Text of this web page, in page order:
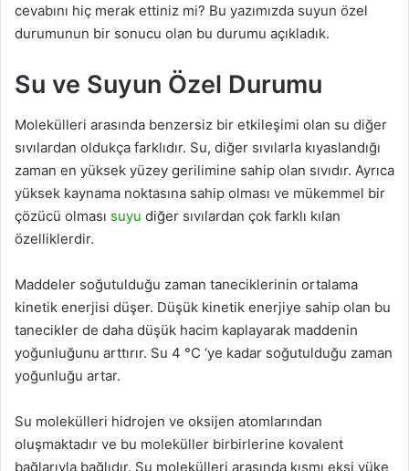
cevabını hiç merak ettiniz mi? Bu yazımızda suyun özel
durumunun bir sonucu olan bu durumu açıkladık.
Su ve Suyun Özel Durumu
Molekülleri arasında benzersiz bir etkileşimi olan su diğer
sıvılardan oldukça farklıdır. Su, diğer sıvılarla kıyaslandığı
zaman en yüksek yüzey gerilimine sahip olan sıvıdır. Ayrıca
yüksek kaynama noktasına sahip olması ve mükemmel bir
çözücü olması suyu diğer sıvılardan çok farklı kılan
özelliklerdir.
Maddeler soğutulduğu zaman taneciklerinin ortalama
kinetik enerjisi düşer. Düşük kinetik enerjiye sahip olan bu
tanecikler de daha düşük hacim kaplayarak maddenin
yoğunluğunu arttırır. Su 4 °C ‘ye kadar soğutulduğu zaman
yoğunluğu artar.
Su molekülleri hidrojen ve oksijen atomlarından
oluşmaktadır ve bu moleküller birbirlerine kovalent
bağlarıyla bağlıdır. Su molekülleri arasında kısmı eksi yüke